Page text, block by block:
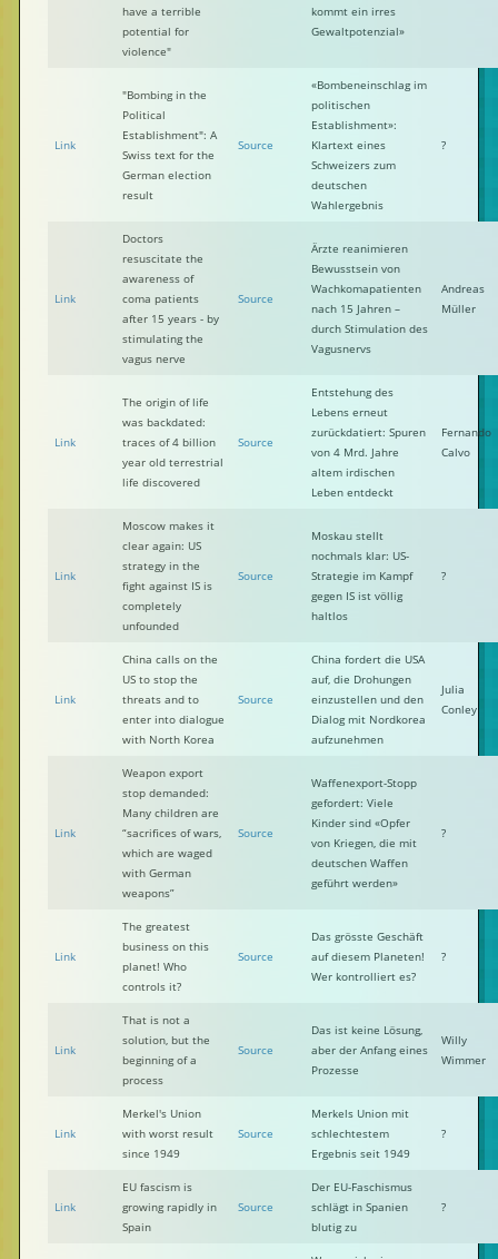
have a terrible
potential for
violence"
kommt ein irres
Gewaltpotenzial»
Link
"Bombing in the
Political
Establishment": A
Swiss text for the
German election
result
Source
«Bombeneinschlag im
politischen
Establishment»:
Klartext eines
Schweizers zum
deutschen
Wahlergebnis
?
Link
Doctors
resuscitate the
awareness of
coma patients
after 15 years - by
stimulating the
vagus nerve
Source
Ärzte reanimieren
Bewusstsein von
Wachkomapatienten
nach 15 Jahren –
durch Stimulation des
Vagusnervs
Andreas
Müller
Link
The origin of life
was backdated:
traces of 4 billion
year old terrestrial
life discovered
Source
Entstehung des
Lebens erneut
zurückdatiert: Spuren
von 4 Mrd. Jahre
altem irdischen
Leben entdeckt
Fernando
Calvo
Link
Moscow makes it
clear again: US
strategy in the
fight against IS is
completely
unfounded
Source
Moskau stellt
nochmals klar: US-
Strategie im Kampf
gegen IS ist völlig
haltlos
?
Link
China calls on the
US to stop the
threats and to
enter into dialogue
with North Korea
Source
China fordert die USA
auf, die Drohungen
einzustellen und den
Dialog mit Nordkorea
aufzunehmen
Julia
Conley
Link
Weapon export
stop demanded:
Many children are
“sacrifices of wars,
which are waged
with German
weapons”
Source
Waffenexport-Stopp
gefordert: Viele
Kinder sind «Opfer
von Kriegen, die mit
deutschen Waffen
geführt werden»
?
Link
The greatest
business on this
planet! Who
controls it?
Source
Das grösste Geschäft
auf diesem Planeten!
Wer kontrolliert es?
?
Link
That is not a
solution, but the
beginning of a
process
Source
Das ist keine Lösung,
aber der Anfang eines
Prozesse
Willy
Wimmer
Link
Merkel's Union
with worst result
since 1949
Source
Merkels Union mit
schlechtestem
Ergebnis seit 1949
?
Link
EU fascism is
growing rapidly in
Spain
Source
Der EU-Faschismus
schlägt in Spanien
blutig zu
?